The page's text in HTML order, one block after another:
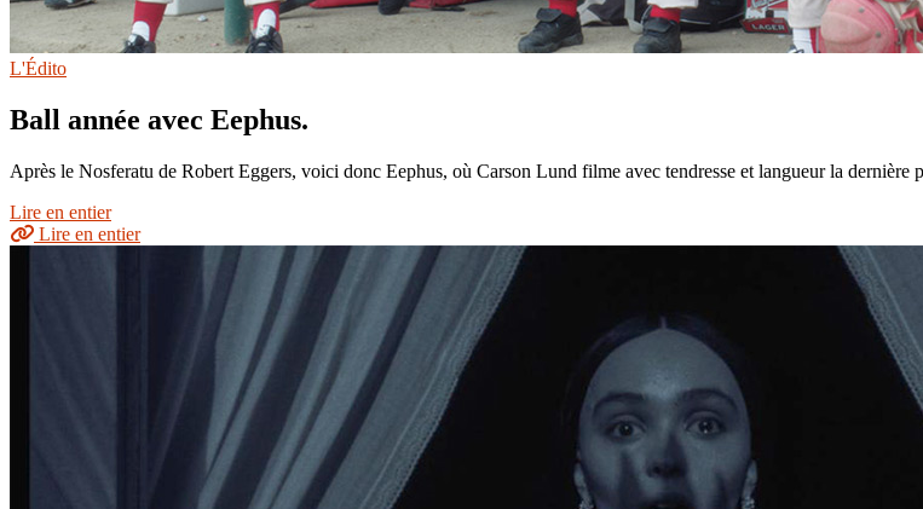
L'Édito
Ball année avec Eephus.
Après le Nosferatu de Robert Eggers, voici donc Eephus, où Carson Lund filme avec tendresse et langueur la dernière
Lire en entier
Lire en entier